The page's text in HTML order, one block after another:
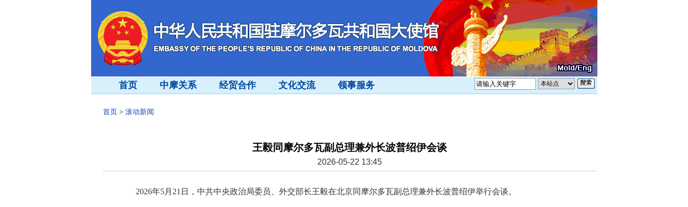
首页 中摩关系 经贸合作 文化交流 领事服务
首页 > 滚动新闻
王毅同摩尔多瓦副总理兼外长波普绍伊会谈
2026-05-22 13:45
2026年5月21日，中共中央政治局委员、外交部长王毅在北京同摩尔多瓦副总理兼外长波普绍伊举行会谈。